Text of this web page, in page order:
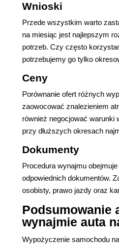
Wnioski
Przede wszystkim warto
na miesiąc jest najlepszym
potrzeb. Czy często
potrzebujemy go tylko
Ceny
Porównanie ofert różnych
zaowocować znalezieniem
również negocjować warunki
przy dłuższych okresach
Dokumenty
Procedura wynajmu
odpowiednich dokumentów.
osobisty, prawo jazdy oraz
Podsumowanie
wynajmie auta
Wypożyczenie samochodu